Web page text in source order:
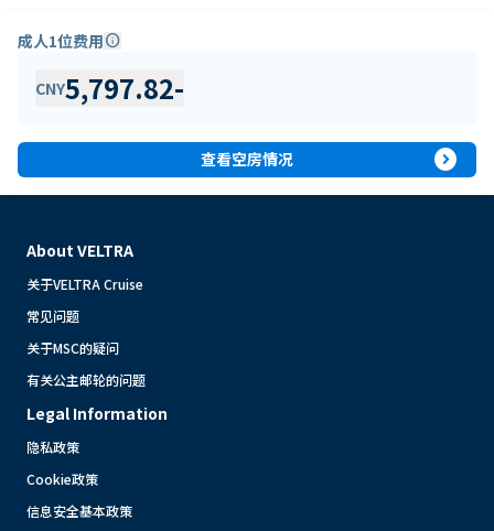
成人1位费用info
CNY5,797.82-
查看空房情况 expand_circle_right
About VELTRA
关于VELTRA Cruise
常见问题
关于MSC的疑问
有关公主邮轮的问题
Legal Information
隐私政策
Cookie政策
信息安全基本政策